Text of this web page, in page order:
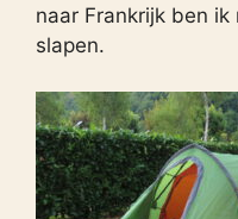
naar Frankrijk ben
slapen.